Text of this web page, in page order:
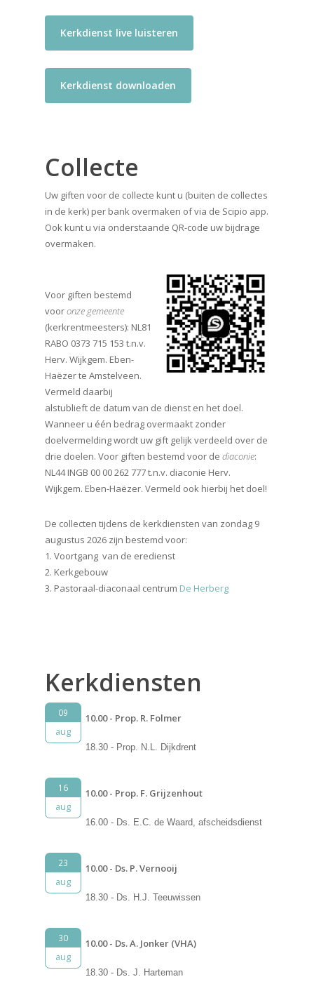
Kerkdienst live luisteren
Kerkdienst downloaden
Collecte
Uw giften voor de collecte kunt u (buiten de collectes
in de kerk) per bank overmaken of via de Scipio app.
Ook kunt u via onderstaande QR-code uw bijdrage
overmaken.
Voor giften bestemd
vooronze gemeente
(kerkrentmeesters): NL81
RABO 0373 715 153 t.n.v.
Herv. Wijkgem. Eben-
Haëzer te Amstelveen.
Vermeld daarbij
alstublieft de datum van de dienst en het doel.
Wanneer u één bedrag overmaakt zonder
doelvermelding wordt uw gift gelijk verdeeld over de
drie doelen. Voor giften bestemd voor dediaconie:
NL44 INGB 00 00 262 777 t.n.v. diaconie Herv.
Wijkgem. Eben-Haëzer. Vermeld ook hierbij het doel!
De collecten tijdens de kerkdiensten van zondag 9
augustus 2026 zijn bestemd voor:
1. Voortgang van de eredienst
2. Kerkgebouw
3. Pastoraal-diaconaal centrum De Herberg
Kerkdiensten
09
aug
10.00 - Prop. R. Folmer
18.30 - Prop. N.L. Dijkdrent
16
aug
10.00 - Prop. F. Grijzenhout
16.00 - Ds. E.C. de Waard, afscheidsdienst
23
aug
10.00 - Ds. P. Vernooij
18.30 - Ds. H.J. Teeuwissen
30
aug
10.00 - Ds. A. Jonker (VHA)
18.30 - Ds. J. Harteman